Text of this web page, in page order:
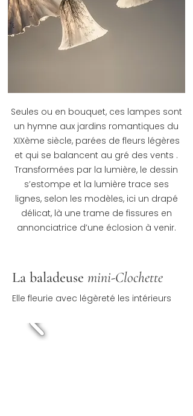
Seules ou en bouquet, ces lampes sont
un hymne aux jardins romantiques du
XIXème siècle, parées de fleurs légères
et qui se balancent au gré des vents .
Transformées par la lumière, le dessin
s’estompe et la lumière trace ses
lignes, selon les modèles, ici un drapé
délicat, là une trame de fissures en
annonciatrice d’une éclosion à venir.
La baladeuse mini-Clochette
Elle fleurie avec légèreté les intérieurs